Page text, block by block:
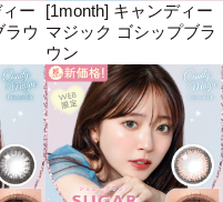
ー
ラウ
[1month] キャンディー
マジック ゴシップブラ
ウン